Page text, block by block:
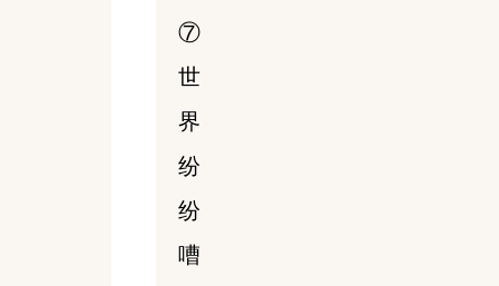
⑦
世
界
纷
纷
嘈